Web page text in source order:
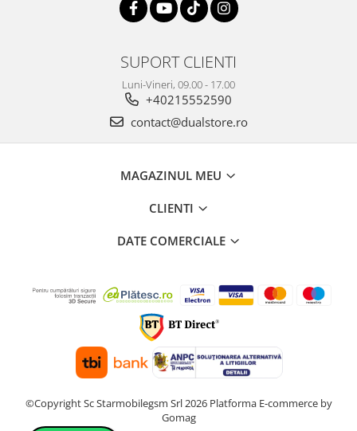
SUPORT CLIENTI
Luni-Vineri, 09.00 - 17.00
+40215552590
contact@dualstore.ro
MAGAZINUL MEU
CLIENTI
DATE COMERCIALE
©Copyright Sc Starmobilegsm Srl 2026 Platforma E-commerce by
Gomag